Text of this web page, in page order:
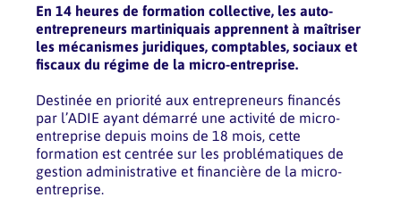
En 14 heures de formation collective, les auto-
entrepreneurs martiniquais apprennent à maîtriser
les mécanismes juridiques, comptables, sociaux et
fiscaux du régime de la micro-entreprise.
Destinée en priorité aux entrepreneurs financés
par l’ADIE ayant démarré une activité de micro-
entreprise depuis moins de 18 mois, cette
formation est centrée sur les problématiques de
gestion administrative et financière de la micro-
entreprise.